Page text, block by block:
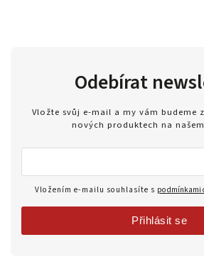
Odebírat
Vložte svůj e-mail a my vám budeme
nových produktech na
Vložením e-mailu souhlasíte s podmínkami
Přihlásit se